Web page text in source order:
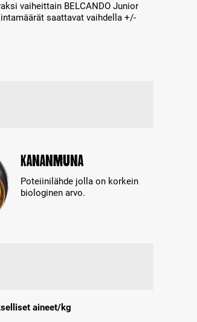
Kananmuna
Poteiinilähde jolla on korkein
biologinen arvo.
vaiheittain BELCANDO Junior
saattavat vaihdella +/-
aineet/kg